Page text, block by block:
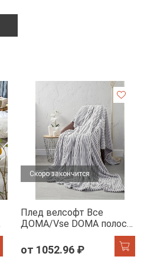
Скоро закончится
Плед велсофт Все
ДOMA/Vse DOMA полоса
1 см., цвет шиншилла,
ролик
от 1052.96 ₽